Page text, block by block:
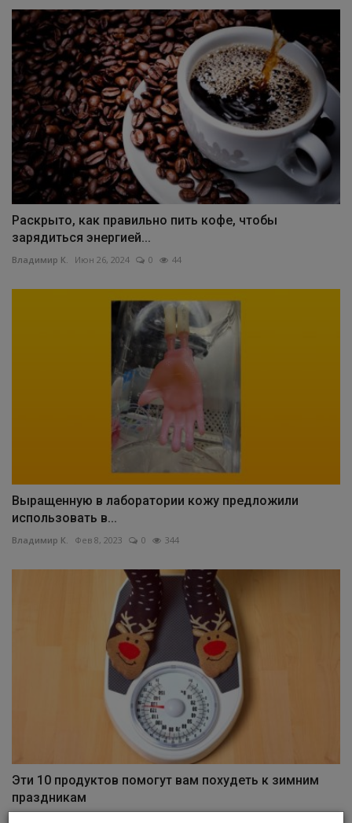
Раскрыто, как правильно пить кофе, чтобы
зарядиться энергией...
Владимир К. Июн 26, 2024 0 44
Выращенную в лаборатории кожу предложили
использовать в...
Владимир К. Фев 8, 2023 0 344
Эти 10 продуктов помогут вам похудеть к зимним
праздникам